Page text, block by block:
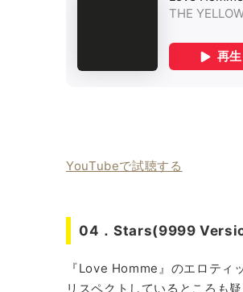
YouTubeで試聴する
04．Stars(9999
『Love Homme』のエロティ
リスペクトしているところも